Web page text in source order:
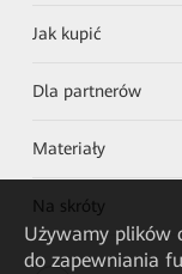
Jak kupić
Dla partnerów
Materiały
Na skróty
Używamy plików
do zapewniania